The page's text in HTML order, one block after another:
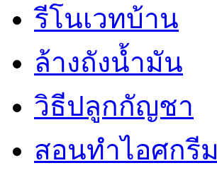
รีโนเวทบ้าน
ล้างถังน้ำมัน
วิธีปลูกกัญชา
สอนทำไอศกรีม